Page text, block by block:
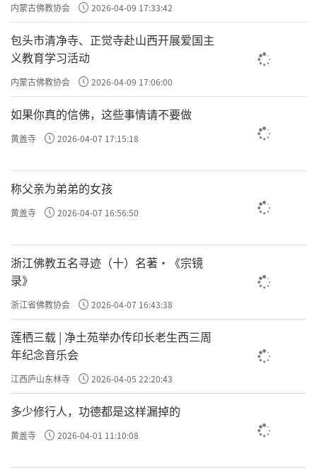
生忏来忏悔，最有效的方法是作法忏。
做了就要敢于
，虽然承认是很难的，真的需
要勇气的，然而勇气也正恰恰表现在这个地方。
所以，与其把罪恶感老是隐藏在自己内心深处，
出来。
就出罪了，就不会带着罪恶感了。
内蒙古佛教协会 2026-04-09 17:33:42
包头市清净寺、正觉寺赴山西开展爱国主
义教育学习活动
内蒙古佛教协会 2026-04-09 17:06:00
如果你真的信佛，这些事情请不要做
黄盖寺 2026-04-07 17:15:18
称父亲为弟弟的女孩
黄盖寺 2026-04-07 16:56:50
浙江佛教五名寻迹（十）名著·《宗镜
录》
浙江省佛教协会 2026-04-07 16:43:38
莲栖三载 | 净土苑举办传印长老生西三周
年纪念音乐会
江西庐山东林寺 2026-04-05 22:20:43
多少修行人，功德都是这样漏掉的
黄盖寺 2026-04-01 11:10:08